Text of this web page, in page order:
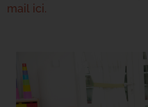
mail ici.